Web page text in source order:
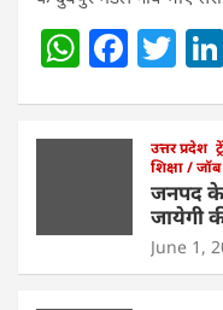
W
at
p
p
F
c
b
o
o
T
er
उत्तर प्रदेश
शिक्षा /
जनपद के
जायेगी
June 1,